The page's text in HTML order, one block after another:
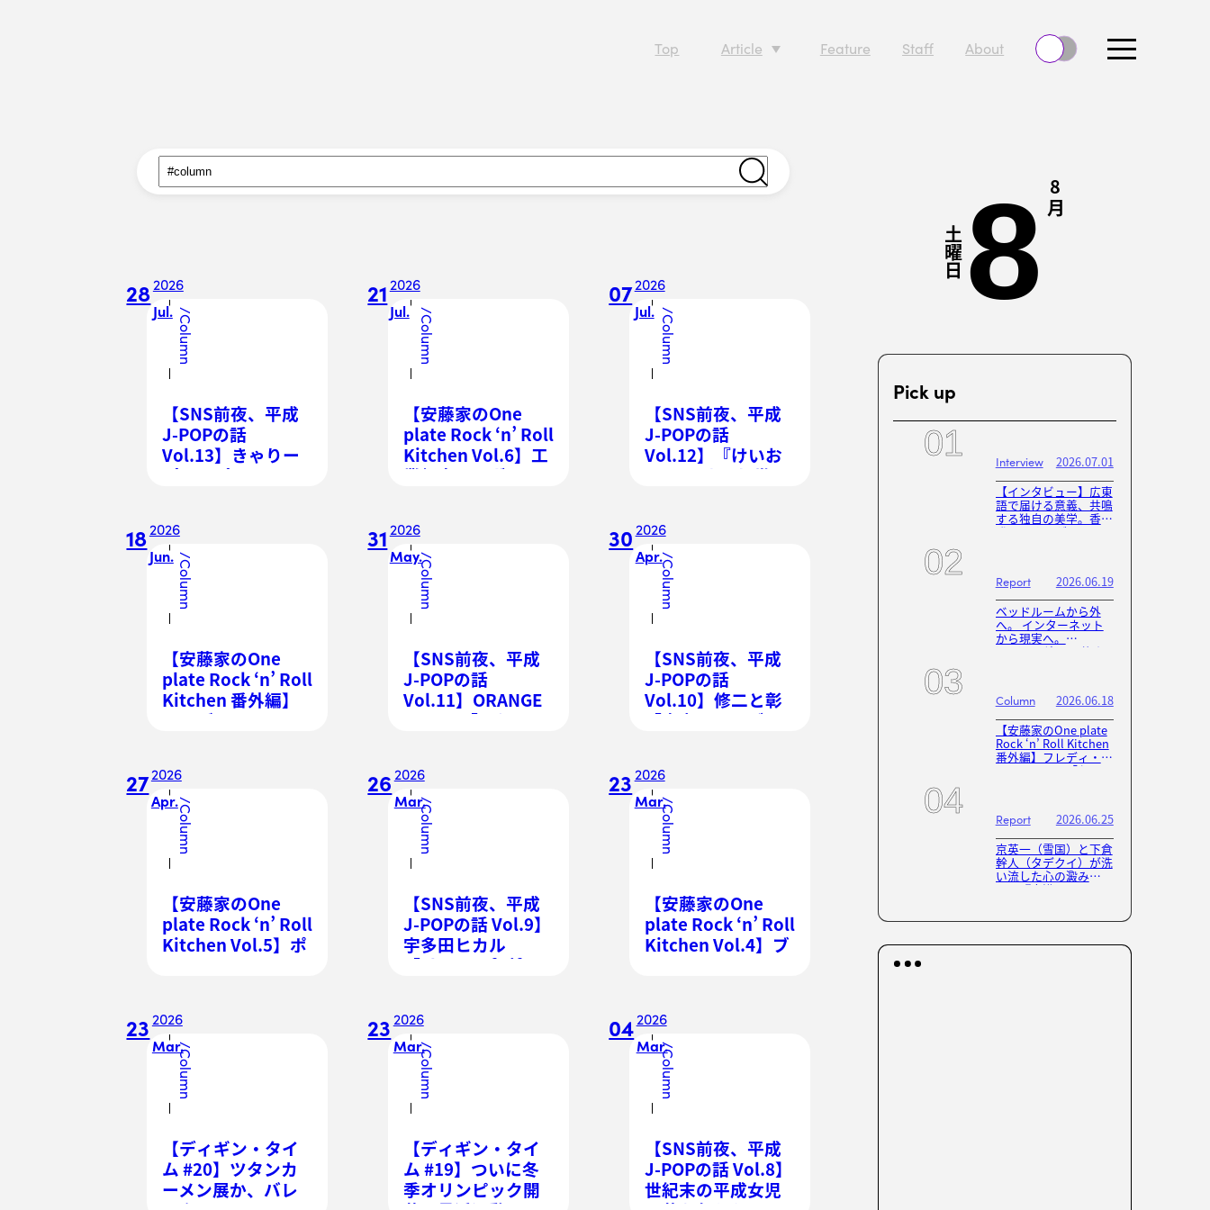
Top Article Feature Staff About
282026
Jul. /
Column
【SNS前夜、平成
J-POPの話
Vol.13】きゃりー
ぱみゅぱみゅと原
リーな精神
212026
Jul. /
Column
【安藤家のOne
plate Rock ‘n’ Roll
Kitchen Vol.6】工
業都市、ヘヴィ・
072026
Jul. /
Column
【SNS前夜、平成
J-POPの話
Vol.12】『けいお
ん!』とゆとり世代
タクがギターを持
ったとき
182026
Jun. /
Column
【安藤家のOne
plate Rock ‘n’ Roll
Kitchen 番外編】
フレディ・マーキ
ン・ダンサク
312026
May./
Column
【SNS前夜、平成
J-POPの話
Vol.11】ORANGE
RANGE「イケナイ
バルした理由
302026
Apr./
Column
【SNS前夜、平成
J-POPの話
Vol.10】修二と彰
「青春アミーゴ」
272026
Apr. /
Column
【安藤家のOne
plate Rock ‘n’ Roll
Kitchen Vol.5】ポ
262026
Mar./
Column
【SNS前夜、平成
J-POPの話 Vol.9】
宇多田ヒカル
「Flavor Of Life」
『花より男子2』と
いう拡散装置
232026
Mar./
Column
【安藤家のOne
plate Rock ‘n’ Roll
Kitchen Vol.4】ブ
向けの）朝食
232026
Mar./
Column
【ディギン・タイ
ム #20】ツタンカ
ーメン展か、バレ
232026
Mar./
Column
【ディギン・タイ
ム #19】ついに冬
季オリンピック開
042026
Mar./
Column
【SNS前夜、平成
J-POPの話 Vol.8】
世紀末の平成女児
土
曜日 8 8
月
Pick up
Interview
2026.07.01
【インタビュー】広東
語で届ける意義、共鳴
する独自の美学。香港
発・archesが1stフル
Report
2026.06.19
ベッドルームから外
へ。 インターネット
から現実へ。
hardnuts迎え開催さ
Column
2026.06.18
【安藤家のOne plate
Rock ‘n’ Roll Kitchen
番外編】フレディ・マ
ーキュリーの「おふく
Report
2026.06.25
京英一（雪国）と下倉
幹人（タデクイ）が洗
い流した心の澱み
──『音浴』